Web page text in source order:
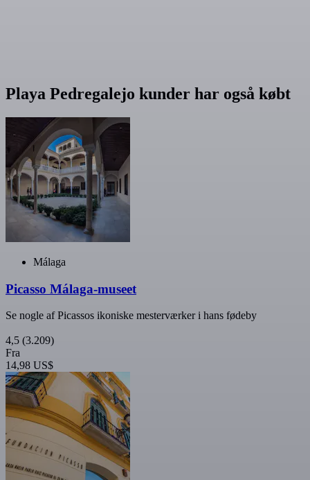
Playa Pedregalejo kunder har også købt
Málaga
Picasso Málaga-museet
Se nogle af Picassos ikoniske mesterværker i hans fødeby
4,5 (3.209)
Fra
14,98 US$